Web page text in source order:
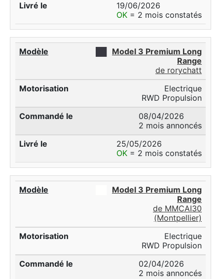
19/06/2026
OK = 2 mois constatés
Model 3 Premium Long
Range
de rorychatt
Electrique
RWD Propulsion
08/04/2026
2 mois annoncés
25/05/2026
OK = 2 mois constatés
Model 3 Premium Long
Range
de MMCAI30
(Montpellier)
Electrique
RWD Propulsion
02/04/2026
2 mois annoncés